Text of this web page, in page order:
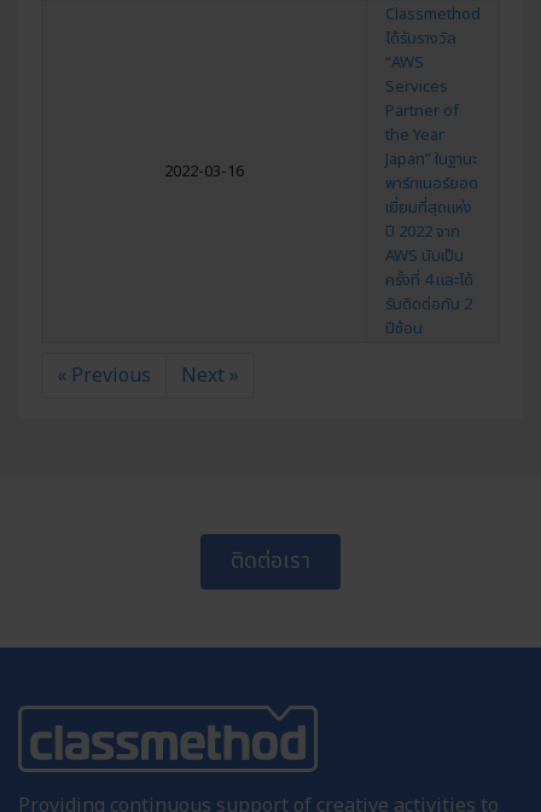
2022-03-16
Classmethod
ได้รับรางวัล
“AWS
Services
Partner of
the Year
Japan” ในฐานะ
พาร์ทเนอร์ยอด
เยี่ยมที่สุดแห่ง
ปี 2022 จาก
AWS นับเป็น
ครั้งที่ 4 และได้
รับติดต่อกัน 2
ปีซ้อน
« Previous Next »
ติดต่อเรา
Providing continuous support of creative activities to